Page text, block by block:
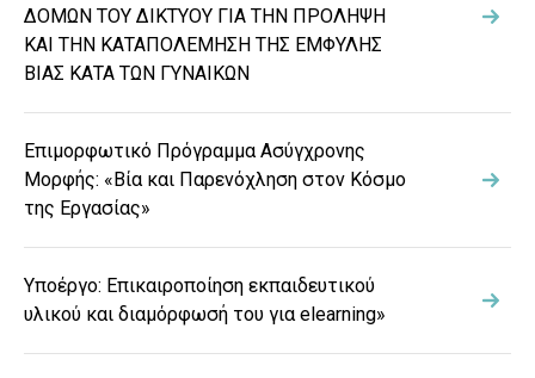
ΔΟΜΩΝ ΤΟΥ ΔΙΚΤΥΟΥ ΓΙΑ ΤΗΝ ΠΡΟΛΗΨΗ
ΚΑΙ ΤΗΝ ΚΑΤΑΠΟΛΕΜΗΣΗ ΤΗΣ ΕΜΦΥΛΗΣ
ΒΙΑΣ ΚΑΤΑ ΤΩΝ ΓΥΝΑΙΚΩΝ
Επιμορφωτικό Πρόγραμμα Ασύγχρονης
Μορφής: «Βία και Παρενόχληση στον Κόσμο
της Εργασίας»
Υποέργο: Επικαιροποίηση εκπαιδευτικού
υλικού και διαμόρφωσή του για elearning»